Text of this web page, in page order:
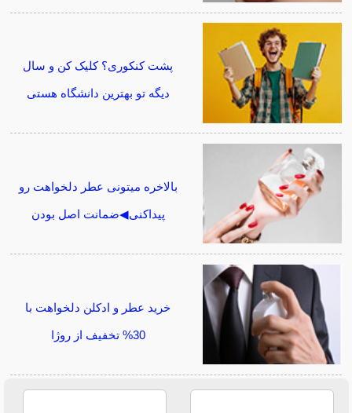
پشت کنکوری؟ کلیک کن و سال
دیگه تو بهترین دانشگاه هستی
بالاخره میتونی عطر دلخواهت رو
پیداکنی◀ضمانت اصل بودن
خرید عطر و ادکلن دلخواهت با
30% تخفیف از روژا